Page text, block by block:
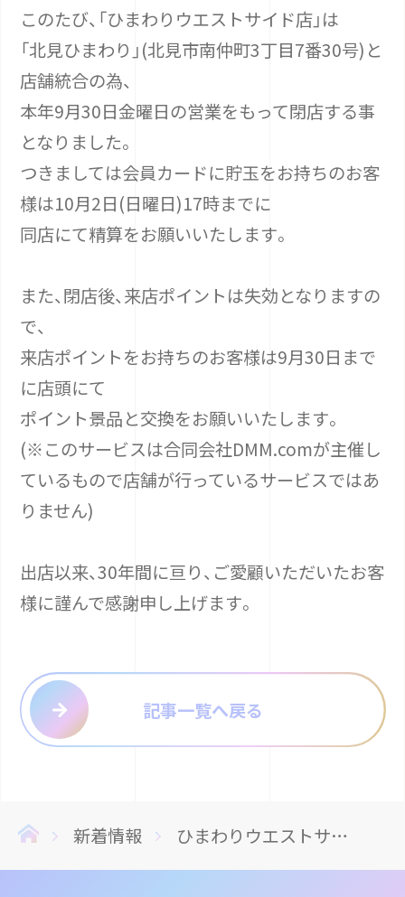
このたび、「ひまわりウエストサイド店」は
「北見ひまわり」(北見市南仲町3丁目7番30号)と
店舗統合の為、
本年9月30日金曜日の営業をもって閉店する事
となりました。
つきましては会員カードに貯玉をお持ちのお客
様は10月2日(日曜日)17時までに
同店にて精算をお願いいたします。
また、閉店後、来店ポイントは失効となりますの
で、
来店ポイントをお持ちのお客様は9月30日まで
に店頭にて
ポイント景品と交換をお願いいたします。
(※このサービスは合同会社DMM.comが主催し
ているもので店舗が行っているサービスではあ
りません)
出店以来、30年間に亘り、ご愛顧いただいたお客
様に謹んで感謝申し上げます。
記事一覧へ戻る
新着情報 ひまわりウエストサイド店、閉店のお知らせと貯玉精算のご案内